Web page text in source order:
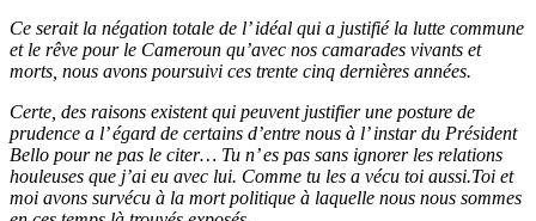
Ce serait la négation totale de l’ idéal qui a justifié la lutte commune
et le rêve pour le Cameroun qu’avec nos camarades vivants et
morts, nous avons poursuivi ces trente cinq dernières années.
Certe, des raisons existent qui peuvent justifier une posture de
prudence a l’ égard de certains d’entre nous à l’ instar du Président
Bello pour ne pas le citer… Tu n’ es pas sans ignorer les relations
houleuses que j’ai eu avec lui. Comme tu les a vécu toi aussi.Toi et
moi avons survécu à la mort politique à laquelle nous nous sommes